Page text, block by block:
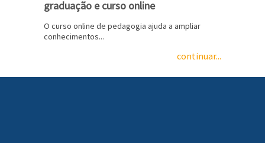
graduação e curso online
O curso online de pedagogia ajuda a ampliar
conhecimentos...
continuar...